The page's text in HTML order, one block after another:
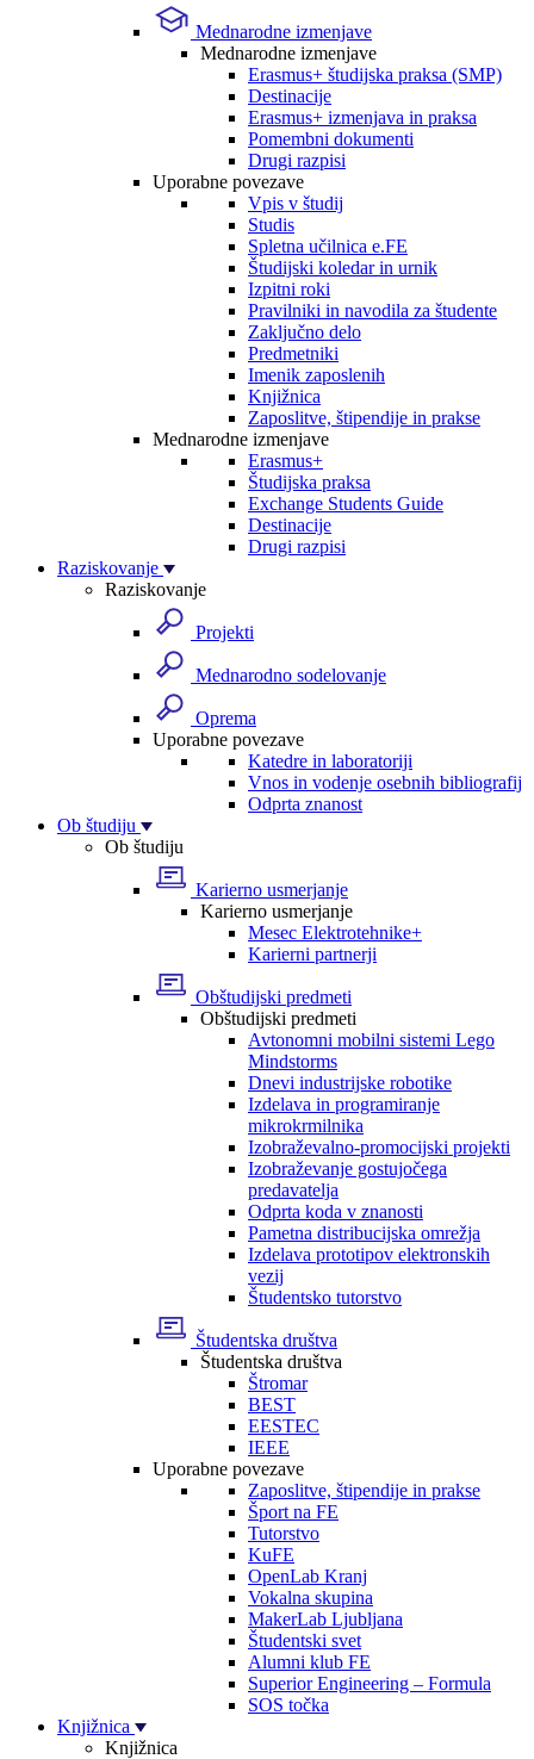
Mednarodne izmenjave
Mednarodne izmenjave
Erasmus+ študijska praksa (SMP)
Destinacije
Erasmus+ izmenjava in praksa
Pomembni dokumenti
Drugi razpisi
Uporabne povezave
Vpis v študij
Studis
Spletna učilnica e.FE
Študijski koledar in urnik
Izpitni roki
Pravilniki in navodila za študente
Zaključno delo
Predmetniki
Imenik zaposlenih
Knjižnica
Zaposlitve, štipendije in prakse
Mednarodne izmenjave
Erasmus+
Študijska praksa
Exchange Students Guide
Destinacije
Drugi razpisi
Raziskovanje
Raziskovanje
Projekti
Mednarodno sodelovanje
Oprema
Uporabne povezave
Katedre in laboratoriji
Vnos in vodenje osebnih bibliografij
Odprta znanost
Ob študiju
Ob študiju
Karierno usmerjanje
Karierno usmerjanje
Mesec Elektrotehnike+
Karierni partnerji
Obštudijski predmeti
Obštudijski predmeti
Avtonomni mobilni sistemi Lego
Mindstorms
Dnevi industrijske robotike
Izdelava in programiranje
mikrokrmilnika
Izobraževalno-promocijski projekti
Izobraževanje gostujočega
predavatelja
Odprta koda v znanosti
Pametna distribucijska omrežja
Izdelava prototipov elektronskih
vezij
Študentsko tutorstvo
Študentska društva
Študentska društva
Štromar
BEST
EESTEC
IEEE
Uporabne povezave
Zaposlitve, štipendije in prakse
Šport na FE
Tutorstvo
KuFE
OpenLab Kranj
Vokalna skupina
MakerLab Ljubljana
Študentski svet
Alumni klub FE
Superior Engineering – Formula
SOS točka
Knjižnica
Knjižnica